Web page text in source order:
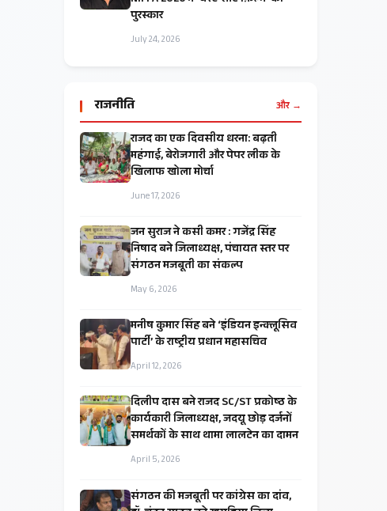
पुरस्कार
July 24, 2026
राजनीति और →
राजद का एक दिवसीय धरना: बढ़ती
महंगाई, बेरोजगारी और पेपर लीक के
खिलाफ खोला मोर्चा
June 17, 2026
जन सुराज ने कसी कमर : गजेंद्र सिंह
निषाद बने जिलाध्यक्ष, पंचायत स्तर पर
संगठन मजबूती का संकल्प
May 6, 2026
मनीष कुमार सिंह बने ‘इंडियन इन्क्लूसिव
पार्टी’ के राष्ट्रीय प्रधान महासचिव
April 12, 2026
दिलीप दास बने राजद SC/ST प्रकोष्ठ के
कार्यकारी जिलाध्यक्ष, जदयू छोड़ दर्जनों
समर्थकों के साथ थामा लालटेन का दामन
April 5, 2026
संगठन की मजबूती पर कांग्रेस का दांव,